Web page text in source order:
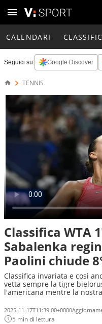
CALENDARI
Seguici su: Google Discover
TENNIS
Classifica WTA
Sabalenka
Paolini chiude
Classifica invariata e così
vetta sempre la tigre
l'americana mentre la
2025-11-17T11:39:00+0000
5 min di lettura